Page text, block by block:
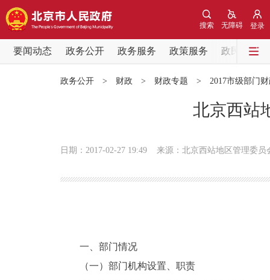
登录
无障碍
搜索
要闻动态 政务公开 政务服务 政策服务
政民互动
政策兑现
政务公开 > 财政 > 财政专题 > 2017市级部门
北京西站
日期：2017-02-27 19:49 来源：北京西站地区管理委员
一、部门情况
（一）部门机构设置、职责